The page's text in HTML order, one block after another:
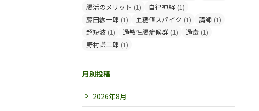
腸活のメリット (1) 自律神経 (1)
藤田紘一郎 (1) 血糖値スパイク (1) 講師 (1)
超短波 (1) 過敏性腸症候群 (1) 過食 (1)
野村謙二郎 (1)
月別投稿
2026年8月